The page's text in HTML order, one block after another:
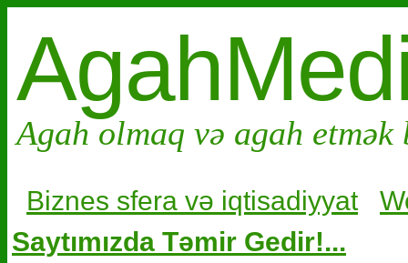
Agah olmaq və agah
Biznes sfera və iqtisadiyyat
Saytımızda Təmir Gedir!...